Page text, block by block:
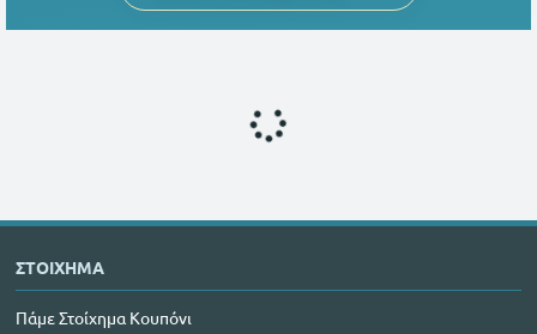
ΣΤΟΙΧΗΜΑ
Πάμε Στοίχημα Κουπόνι